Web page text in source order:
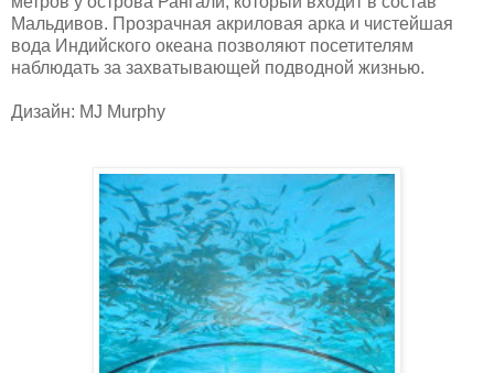
Мальдивов. Прозрачная акриловая арка и чистейшая
вода Индийского океана позволяют посетителям
наблюдать за захватывающей подводной жизнью.
Дизайн: MJ Murphy